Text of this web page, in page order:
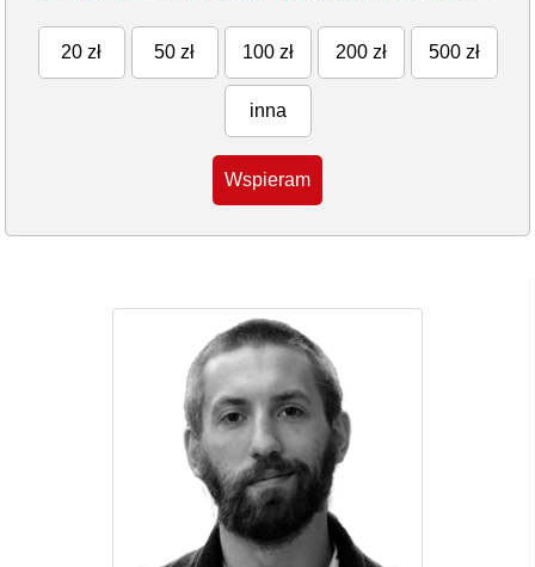
20 zł 50 zł 100 zł 200 zł 500 zł
inna
Wspieram